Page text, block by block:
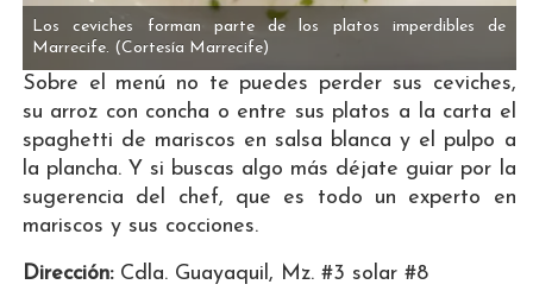
Los ceviches forman parte de los platos imperdibles de
Marrecife. (Cortesía Marrecife)
Sobre el menú no te puedes perder sus ceviches,
su arroz con concha o entre sus platos a la carta el
spaghetti de mariscos en salsa blanca y el pulpo a
la plancha. Y si buscas algo más déjate guiar por la
sugerencia del chef, que es todo un experto en
mariscos y sus cocciones.
Dirección:Cdla. Guayaquil, Mz. #3 solar #8